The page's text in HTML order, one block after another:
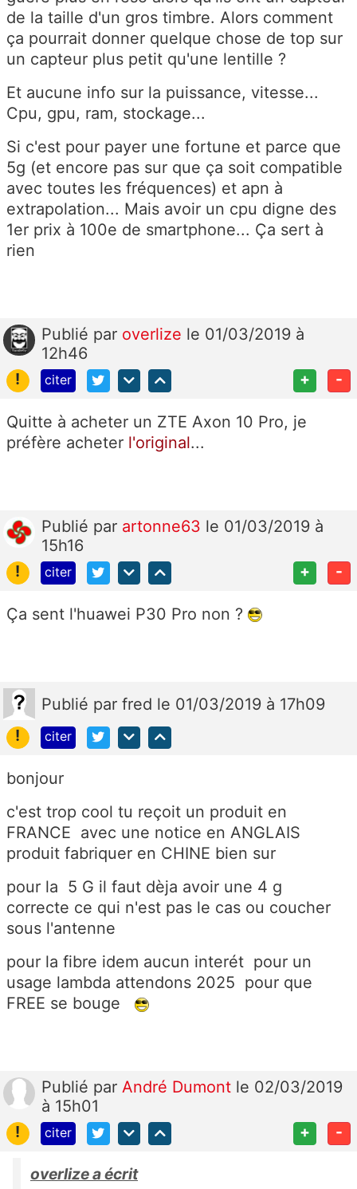
de la taille d'un gros timbre. Alors comment
ça pourrait donner quelque chose de top sur
un capteur plus petit qu'une lentille ?
Et aucune info sur la puissance, vitesse...
Cpu, gpu, ram, stockage...
Si c'est pour payer une fortune et parce que
5g (et encore pas sur que ça soit compatible
avec toutes les fréquences) et apn à
extrapolation... Mais avoir un cpu digne des
1er prix à 100e de smartphone... Ça sert à
rien
Publié par overlize le 01/03/2019 à
12h46
!
citer + -
Quitte à acheter un ZTE Axon 10 Pro, je
préfère acheter l'original...
Publié par artonne63 le 01/03/2019 à
15h16
!
citer + -
Ça sent l'huawei P30 Pro non ?
Publié par fred le 01/03/2019 à 17h09
!
citer
bonjour
c'est trop cool tu reçoit un produit en
FRANCE avec une notice en ANGLAIS
produit fabriquer en CHINE bien sur
pour la 5 G il faut dèja avoir une 4 g
correcte ce qui n'est pas le cas ou coucher
sous l'antenne
pour la fibre idem aucun interét pour un
usage lambda attendons 2025 pour que
FREE se bouge
Publié par André Dumont le 02/03/2019
à 15h01
!
citer + -
overlize a écrit